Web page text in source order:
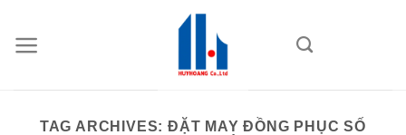
content
TAG ARCHIVES:ĐẶT MAY ĐỒNG PHỤC SỐ